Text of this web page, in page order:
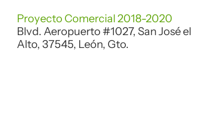
Proyecto Comercial 2018-2020
Blvd. Aeropuerto #1027, San José el
Alto, 37545, León, Gto.